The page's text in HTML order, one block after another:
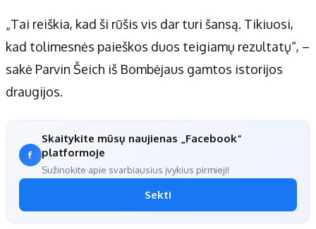
„Tai reiškia, kad ši rūšis vis dar turi šansą. Tikiuosi,
kad tolimesnės paieškos duos teigiamų rezultatų“, –
sakė Parvin Šeich iš Bombėjaus gamtos istorijos
draugijos.
Skaitykite mūsų naujienas „Facebook“
platformoje
Sužinokite apie svarbiausius įvykius pirmieji!
Sekti